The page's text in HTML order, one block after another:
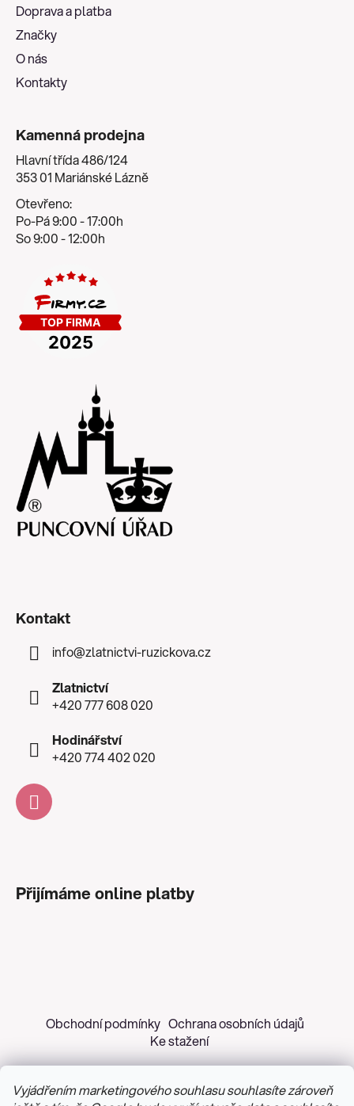
Vyjádřením marketingového souhlasu souhlasíte zároveň
Doprava a platba
Značky
O nás
Kontakty
Kamenná prodejna
Hlavní třída 486/124
353 01 Mariánské Lázně
Otevřeno:
Po-Pá 9:00 - 17:00h
So 9:00 - 12:00h
Kontakt
info@zlatnictvi-ruzickova.cz
Zlatnictví
+420 777 608 020
Hodinářství
+420 774 402 020
Přijímáme online platby
Obchodní podmínky Ochrana osobních údajů
Ke stažení